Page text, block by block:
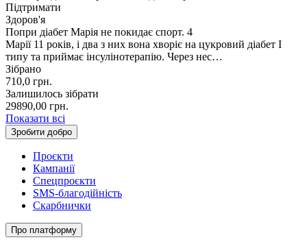
Підтримати
Здоров'я
Попри діабет Марія не покидає спорт. 4
Марії 11 років, і два з них вона хворіє на цукровий діабет І
типу та приймає інсулінотерапію. Через нес…
Зібрано
710,0 грн.
Залишилось зібрати
29890,00 грн.
Показати всі
Зробити добро
Проєкти
Кампанії
Спецпроєкти
SMS-благодійність
Скарбнички
Про платформу